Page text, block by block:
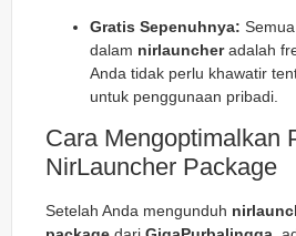
Gratis Sepenuhnya:
dalam nirlauncheradalah
Anda tidak perlu khawatir
untuk penggunaan pribadi.
Cara Mengoptimalkan
NirLauncher Package
Setelah Anda mengunduh